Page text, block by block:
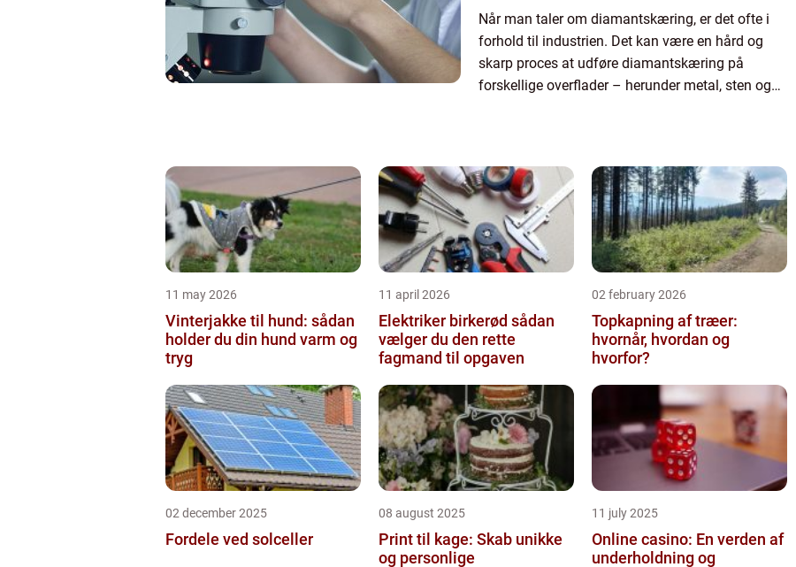
Når man taler om diamantskæring, er det ofte i
forhold til industrien. Det kan være en hård og
skarp proces at udføre diamantskæring på
forskellige overflader – herunder metal, sten og
11 may 2026
Vinterjakke til hund: sådan
holder du din hund varm og
tryg
11 april 2026
Elektriker birkerød sådan
vælger du den rette
fagmand til opgaven
02 february 2026
Topkapning af træer:
hvornår, hvordan og
hvorfor?
02 december 2025
Fordele ved solceller
08 august 2025
Print til kage: Skab unikke
og personlige
11 july 2025
Online casino: En verden af
underholdning og